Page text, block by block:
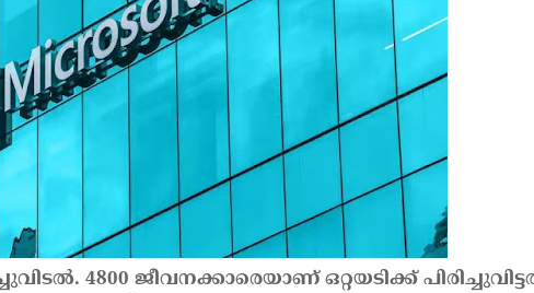
4800 ജീവനക്കാരെയാണ് ഒറ്റയടിക്ക്